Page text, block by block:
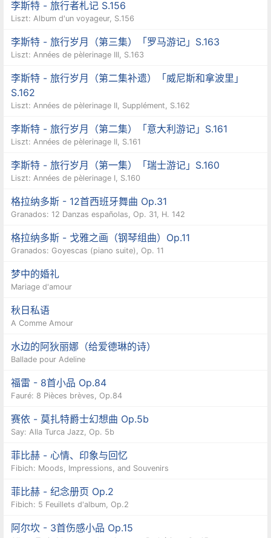
李斯特 - 旅行者札记 S.156
Liszt: Album d'un voyageur, S.156
李斯特 - 旅行岁月（第三集）「罗马游记」S.163
Liszt: Années de pèlerinage III, S.163
李斯特 - 旅行岁月（第二集补遗）「威尼斯和拿波里」
S.162
Liszt: Années de pèlerinage II, Supplément, S.162
李斯特 - 旅行岁月（第二集）「意大利游记」S.161
Liszt: Années de pèlerinage II, S.161
李斯特 - 旅行岁月（第一集）「瑞士游记」S.160
Liszt: Années de pèlerinage I, S.160
格拉纳多斯 - 12首西班牙舞曲 Op.31
Granados: 12 Danzas españolas, Op. 31, H. 142
格拉纳多斯 - 戈雅之画（钢琴组曲）Op.11
Granados: Goyescas (piano suite), Op. 11
梦中的婚礼
Mariage d'amour
秋日私语
A Comme Amour
水边的阿狄丽娜（给爱德琳的诗）
Ballade pour Adeline
福雷 - 8首小品 Op.84
Fauré: 8 Pièces brèves, Op.84
赛依 - 莫扎特爵士幻想曲 Op.5b
Say: Alla Turca Jazz, Op. 5b
菲比赫 - 心情、印象与回忆
Fibich: Moods, Impressions, and Souvenirs
菲比赫 - 纪念册页 Op.2
Fibich: 5 Feuillets d'album, Op.2
阿尔坎 - 3首伤感小品 Op.15